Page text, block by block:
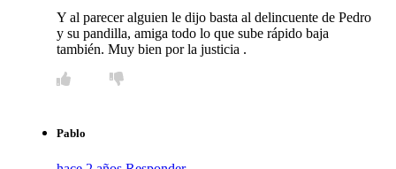
Y al parecer alguien le dijo basta al delincuente de Pedro
y su pandilla, amiga todo lo que sube rápido baja
también. Muy bien por la justicia .
Pablo